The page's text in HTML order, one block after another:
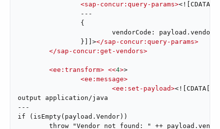
<sap-concur:query-params>
		}]]>
</sap-concur:query-params>
</sap-concur:get-vendors>
<ee:transform> <<4>>
<ee:message>
<ee:set-payload>
output application/java
---
if (isEmpty(payload.Vendor))